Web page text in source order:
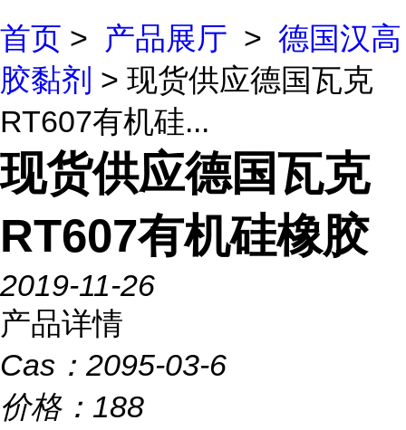
首页 > 产品展厅 > 德国汉高
胶黏剂 > 现货供应德国瓦克
RT607有机硅...
现货供应德国瓦克
RT607有机硅橡胶
2019-11-26
产品详情
Cas： 2095-03-6
价格： 188